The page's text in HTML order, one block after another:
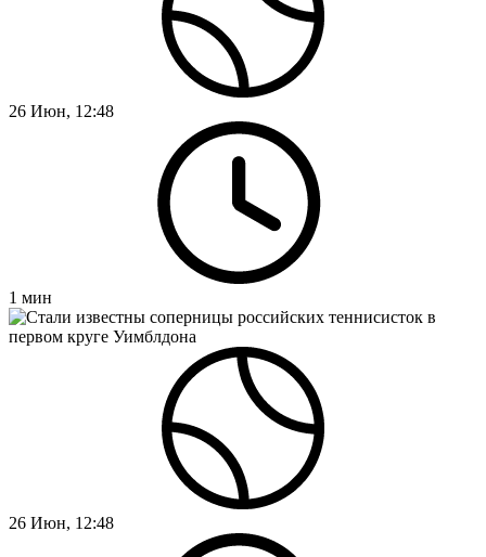
26 Июн, 12:48
1 мин
26 Июн, 12:48